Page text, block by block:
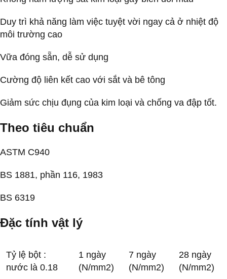
Duy trì khả năng làm việc tuyệt vời ngay cả ở nhiệt độ
môi trường cao
Vữa đóng sẵn, dễ sử dụng
Cường độ liên kết cao với sắt và bê tông
Giảm sức chịu đụng của kim loại và chống va đập tốt.
Theo tiêu chuẩn
ASTM C940
BS 1881, phần 116, 1983
BS 6319
Đặc tính vật lý
Tỷ lệ bột :
nước là 0.18
1 ngày
(N/mm2)
7 ngày
(N/mm2)
28 ngày
(N/mm2)